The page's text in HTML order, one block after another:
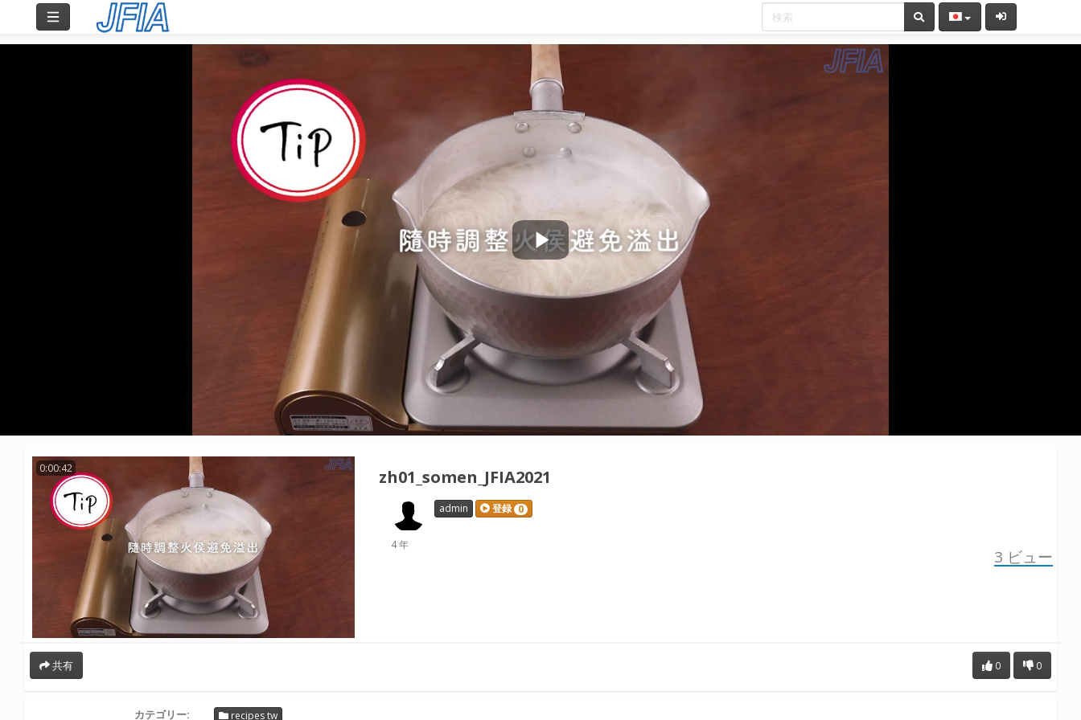
Play
Video
0:00:42 zh01_somen_JFIA2021
admin 登録 0
4 年
3 ビュー
共有 0
0
カテゴリー: recipes tw